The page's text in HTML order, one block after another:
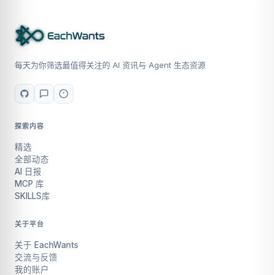
每天为你筛选最值得关注的 AI 资讯与 Agent 生态资源
探索内容
精选
全部动态
AI 日报
MCP 库
SKILLS库
关于平台
关于 EachWants
交流与反馈
我的账户